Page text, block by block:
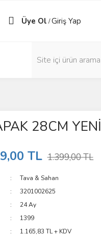
Üye Ol /Giriş Yap
28CM YENİ
TL 1.399,00 TL
Tava & Sahan
3201002625
24 Ay
1399
1.165,83 TL + KDV